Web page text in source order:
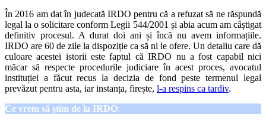
În 2016 am dat în judecată IRDO pentru că a refuzat să ne răspundă
legal la o solicitare conform Legii 544/2001 și abia acum am câștigat
definitiv procesul. A durat doi ani și încă nu avem informațiile.
IRDO are 60 de zile la dispoziție ca să ni le ofere. Un detaliu care dă
culoare acestei istorii este faptul că IRDO nu a fost capabil nici
măcar să respecte procedurile judiciare în acest proces, avocatul
instituției a făcut recus la decizia de fond peste termenul legal
prevăzut pentru asta, iar instanța, firește, l-a respins ca tardiv.
Ce vrem să știm de la IRDO: